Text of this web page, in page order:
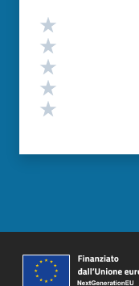
Valutazione